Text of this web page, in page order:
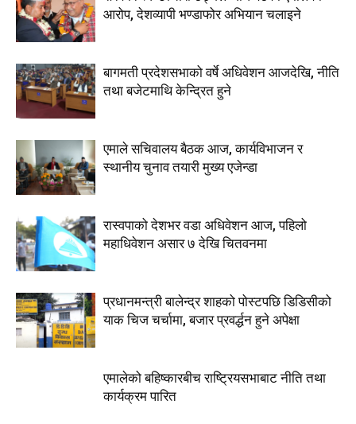
आरोप, देशव्यापी भण्डाफोर अभियान चलाइने
बागमती प्रदेशसभाको वर्षे अधिवेशन आजदेखि, नीति
तथा बजेटमाथि केन्द्रित हुने
एमाले सचिवालय बैठक आज, कार्यविभाजन र
स्थानीय चुनाव तयारी मुख्य एजेन्डा
रास्वपाको देशभर वडा अधिवेशन आज, पहिलो
महाधिवेशन असार ७ देखि चितवनमा
प्रधानमन्त्री बालेन्द्र शाहको पोस्टपछि डिडिसीको
याक चिज चर्चामा, बजार प्रवर्द्धन हुने अपेक्षा
एमालेको बहिष्कारबीच राष्ट्रियसभाबाट नीति तथा
कार्यक्रम पारित